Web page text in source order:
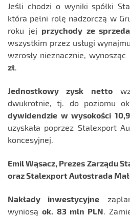
Jeśli chodzi o wyniki spółki
która pełni rolę nadzorczą w
roku jej przychody ze
wszystkim przez usługi
wzrosły nieznacznie, wynosząc
zł
Jednostkowy zysk netto
dwukrotnie, tj. do poziomu
dywidendzie w wysokości
uzyskała poprzez Stalexport
koncesyjnej.
Emil Wąsacz, Prezes Zarządu
oraz Stalexport Autostrada
Nakłady inwestycyjne
wyniosąok. 83 mln PLN.